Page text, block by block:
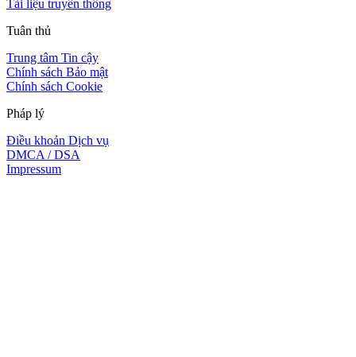
Tài liệu truyền thông
Tuân thủ
Trung tâm Tin cậy
Chính sách Bảo mật
Chính sách Cookie
Pháp lý
Điều khoản Dịch vụ
DMCA / DSA
Impressum